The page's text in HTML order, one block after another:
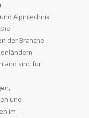
Alpintechnik
der Branche
sind für
und
im